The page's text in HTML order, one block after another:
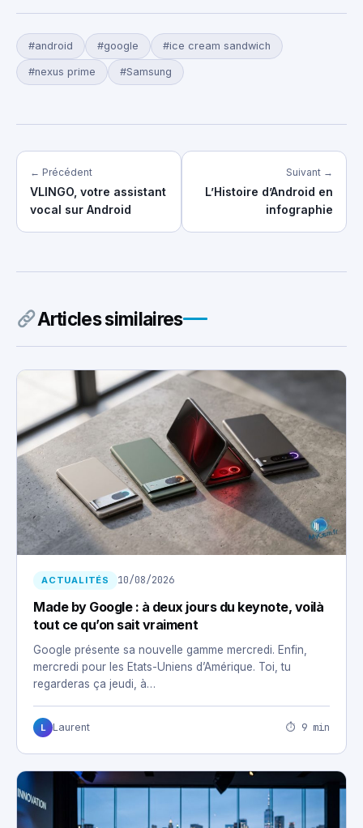
#android #google #ice cream sandwich
#nexus prime #Samsung
← Précédent
VLINGO, votre assistant
vocal sur Android
Suivant →
L’Histoire d’Android en
infographie
Articles similaires
ACTUALITÉS 10/08/2026
Made by Google : à deux jours du keynote, voilà
tout ce qu’on sait vraiment
Google présente sa nouvelle gamme mercredi. Enfin,
mercredi pour les Etats-Uniens d’Amérique. Toi, tu
regarderas ça jeudi, à…
L Laurent ⏱ 9 min